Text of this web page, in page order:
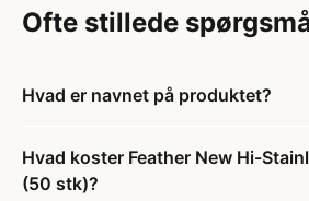
Ofte stillede
Hvad er navnet på produktet?
Hvad koster Feather New Hi-
(50 stk)?